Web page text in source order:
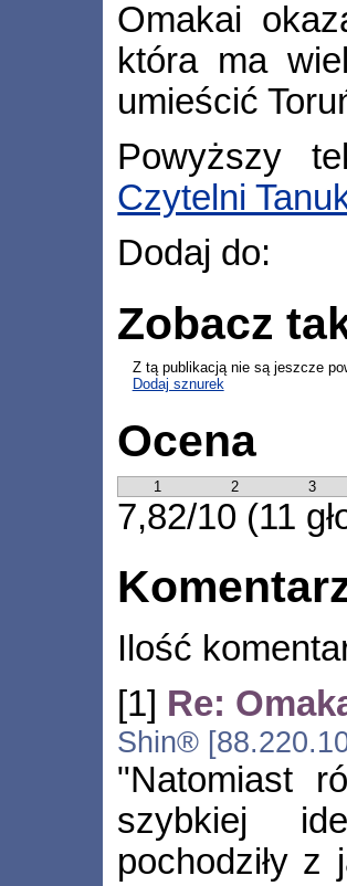
Omakai
która ma
umieścić
Powyższy
Czytelni
Dodaj do:
Zobacz
Z tą publikacją nie są jeszcze
Dodaj sznurek
Ocena
1 2 3
7,82/10 (11
Ilość
[1] Re:
Shin®
"Natomiast
szybkiej
pochodziły z